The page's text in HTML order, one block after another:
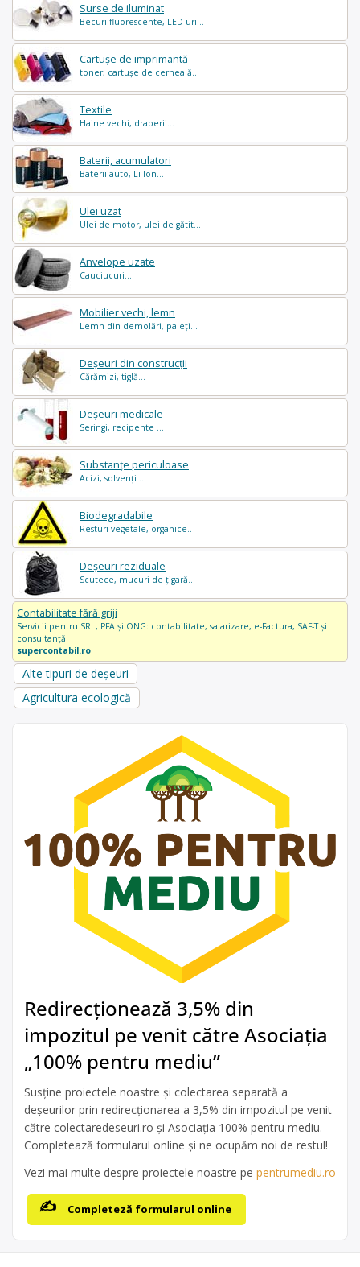
Surse de iluminat
Becuri fluorescente, LED-uri...
Cartușe de imprimantă
toner, cartușe de cerneală...
Textile
Haine vechi, draperii...
Baterii, acumulatori
Baterii auto, Li-Ion...
Ulei uzat
Ulei de motor, ulei de gătit...
Anvelope uzate
Cauciucuri...
Mobilier vechi, lemn
Lemn din demolări, paleți...
Deșeuri din construcții
Cărămizi, tiglă...
Deșeuri medicale
Seringi, recipente ...
Substanțe periculoase
Acizi, solvenți ...
Biodegradabile
Resturi vegetale, organice..
Deșeuri reziduale
Scutece, mucuri de țigară..
Contabilitate fără griji
Servicii pentru SRL, PFA și ONG: contabilitate, salarizare, e-Factura, SAF-T și
consultanță.
supercontabil.ro
Alte tipuri de deșeuri
Agricultura ecologică
Redirecționează 3,5% din
impozitul pe venit către Asociația
„100% pentru mediu”
Susține proiectele noastre și colectarea separată a
deșeurilor prin redirecționarea a 3,5% din impozitul pe venit
către colectaredeseuri.ro și Asociația 100% pentru mediu.
Completează formularul online și ne ocupăm noi de restul!
Vezi mai multe despre proiectele noastre pe pentrumediu.ro
Completeză formularul online